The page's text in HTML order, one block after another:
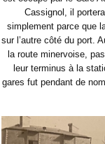
Cassignol, il
simplement parce que
sur l’autre côté du port.
la route minervoise,
leur terminus à la
gares fut pendant de